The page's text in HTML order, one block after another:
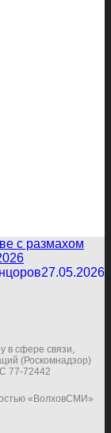
с размахом
27.05.2026
в сфере связи,
(Роскомнадзор)
77-72442
«ВолховСМИ»